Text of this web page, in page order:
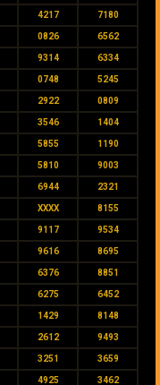
4217 7180
0826 6562
9314 6334
0748 5245
2922 0809
3546 1404
5855 1190
5810 9003
6944 2321
XXXX 8155
9117 9534
9616 8695
6376 8851
6275 6452
1429 8148
2612 9493
3251 3659
4925 3462